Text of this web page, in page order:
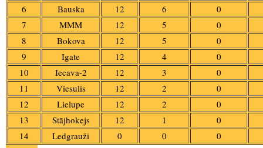
6
Bauska 12 6
0
7
MMM 12 5
0
8
Bokova 12 5
0
9
Igate 12 4
0
10
Iecava-2 12 3
0
11
Viesulis 12 2
0
12
Lielupe 12 2
0
13
Stājhokejs 12 1
0
14
Ledgrauži 0 0 0